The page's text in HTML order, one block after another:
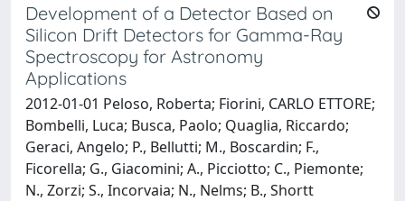
Development of a Detector Based on
Silicon Drift Detectors for Gamma-Ray
Spectroscopy for Astronomy
Applications
2012-01-01 Peloso, Roberta; Fiorini, CARLO ETTORE;
Bombelli, Luca; Busca, Paolo; Quaglia, Riccardo;
Geraci, Angelo; P., Bellutti; M., Boscardin; F.,
Ficorella; G., Giacomini; A., Picciotto; C., Piemonte;
N., Zorzi; S., Incorvaia; N., Nelms; B., Shortt